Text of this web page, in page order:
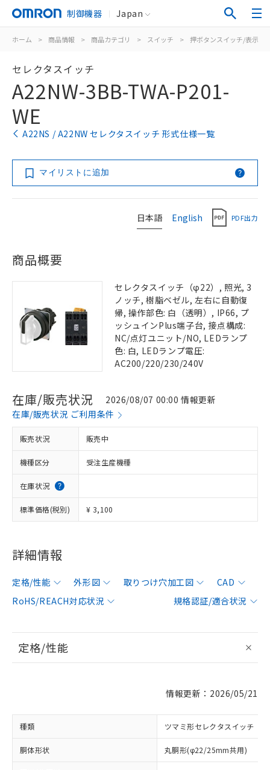
制御機器 Japan
ホーム > 商品情報 > 商品カテゴリ > スイッチ > 押ボタンスイッチ/表示灯
セレクタスイッチ
A22NW-3BB-TWA-P201-
WE
A22NS / A22NW セレクタスイッチ 形式仕様一覧
マイリストに追加
日本語 English PDF出力
商品概要
セレクタスイッチ（φ22）, 照光, 3
ノッチ, 樹脂ベゼル, 左右に自動復
帰, 操作部色: 白（透明）, IP66, プ
ッシュインPlus端子台, 接点構成:
NC/点灯ユニット/NO, LEDランプ
色: 白, LEDランプ電圧:
AC200/220/230/240V
在庫/販売状況
2026/08/07 00:00 情報更新
在庫/販売状況 ご利用条件
販売状況 販売中
機種区分 受注生産機種
在庫状況
標準価格(税別) ¥ 3,100
詳細情報
定格/性能 外形図 取りつけ穴加工図
CAD
RoHS/REACH対応状況
規格認証/適合状況
定格/性能
情報更新：2026/05/21
種類 ツマミ形セレクタスイッチ
胴体形状 丸胴形(φ22/25mm共用)